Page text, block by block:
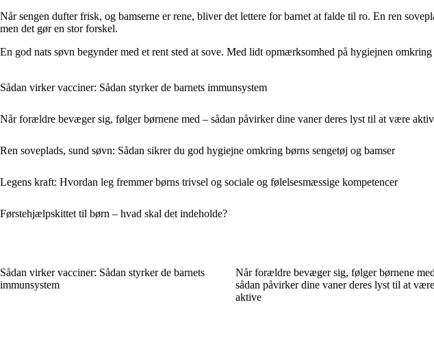
Når sengen dufter frisk, og bamserne er rene, bliver det lettere for barnet at falde til ro. En ren
men det gør en stor forskel.
En god nats søvn begynder med et rent sted at sove. Med lidt opmærksomhed på hygiejnen
Sådan virker vacciner: Sådan styrker de barnets immunsystem
Når forældre bevæger sig, følger børnene med – sådan påvirker dine vaner deres lyst til at være
Ren soveplads, sund søvn: Sådan sikrer du god hygiejne omkring børns sengetøj og bamser
Legens kraft: Hvordan leg fremmer børns trivsel og sociale og følelsesmæssige kompetencer
Førstehjælpskittet til børn – hvad skal det indeholde?
Sådan virker vacciner: Sådan styrker de barnets
immunsystem
Når forældre bevæger sig, følger børnene
sådan påvirker dine vaner deres lyst til at være
aktive